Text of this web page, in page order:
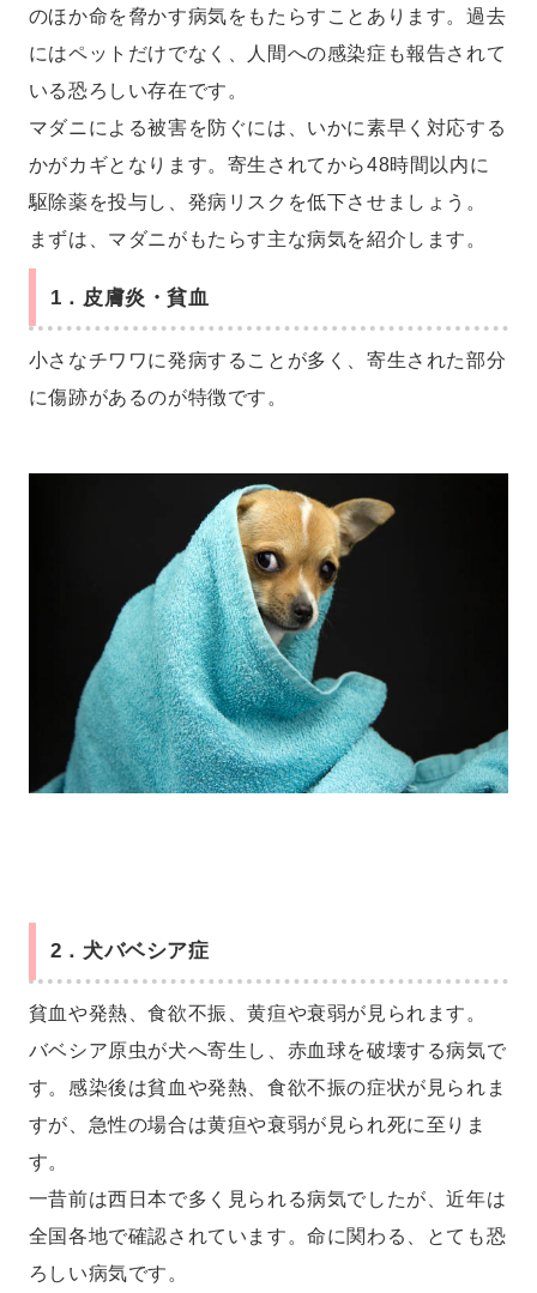
のほか命を脅かす病気をもたらすことあります。過去
にはペットだけでなく、人間への感染症も報告されて
いる恐ろしい存在です。
マダニによる被害を防ぐには、いかに素早く対応する
かがカギとなります。寄生されてから48時間以内に
駆除薬を投与し、発病リスクを低下させましょう。
まずは、マダニがもたらす主な病気を紹介します。
1．皮膚炎・貧血
小さなチワワに発病することが多く、寄生された部分
に傷跡があるのが特徴です。
2．犬バベシア症
貧血や発熱、食欲不振、黄疸や衰弱が見られます。
バベシア原虫が犬へ寄生し、赤血球を破壊する病気で
す。感染後は貧血や発熱、食欲不振の症状が見られま
すが、急性の場合は黄疸や衰弱が見られ死に至りま
す。
一昔前は西日本で多く見られる病気でしたが、近年は
全国各地で確認されています。命に関わる、とても恐
ろしい病気です。